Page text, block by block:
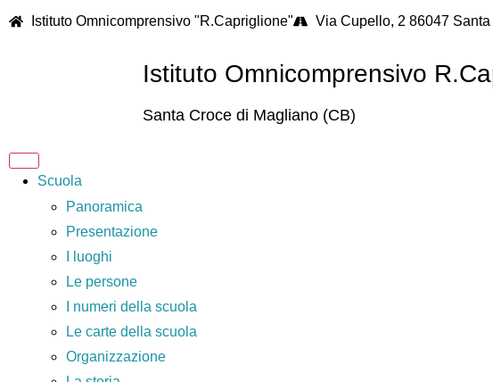
Istituto Omnicomprensivo "R.Capriglione" Via Cupello, 2 86047
Istituto Omnicomprensivo
Santa Croce di Magliano (CB)
Scuola
Panoramica
Presentazione
I luoghi
Le persone
I numeri della scuola
Le carte della scuola
Organizzazione